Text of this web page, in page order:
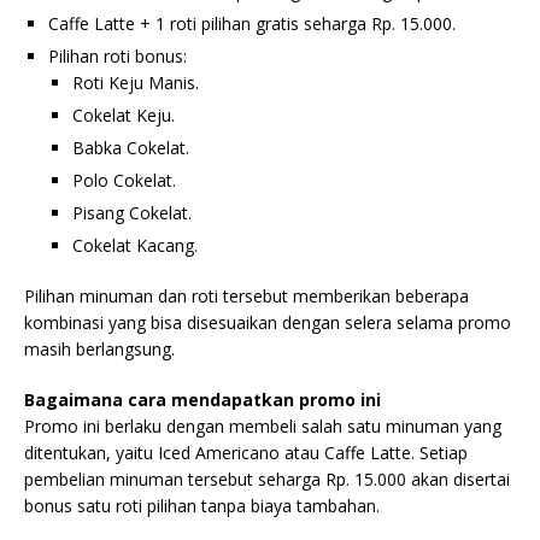
Caffe Latte + 1 roti pilihan gratis seharga Rp. 15.000.
Pilihan roti bonus:
Roti Keju Manis.
Cokelat Keju.
Babka Cokelat.
Polo Cokelat.
Pisang Cokelat.
Cokelat Kacang.
Pilihan minuman dan roti tersebut memberikan beberapa
kombinasi yang bisa disesuaikan dengan selera selama promo
masih berlangsung.
Bagaimana cara mendapatkan promo ini
Promo ini berlaku dengan membeli salah satu minuman yang
ditentukan, yaitu Iced Americano atau Caffe Latte. Setiap
pembelian minuman tersebut seharga Rp. 15.000 akan disertai
bonus satu roti pilihan tanpa biaya tambahan.